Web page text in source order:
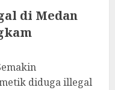
di Medan
diduga illegal